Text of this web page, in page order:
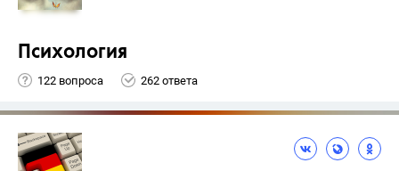
Психология
122 вопроса 262 ответа